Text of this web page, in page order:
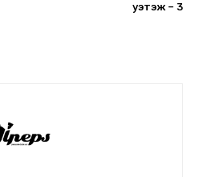
Ӏуэтэж – 3